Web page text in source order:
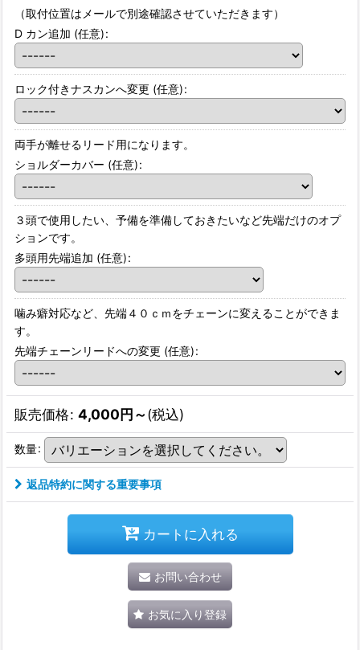
（取付位置はメールで別途確認させていただきます）
D カン追加 (任意):
ロック付きナスカンへ変更 (任意):
両手が離せるリード用になります。
ショルダーカバー (任意):
３頭で使用したい、予備を準備しておきたいなど先端だけのオプ
ションです。
多頭用先端追加 (任意):
噛み癖対応など、先端４０ｃｍをチェーンに変えることができま
す。
先端チェーンリードへの変更 (任意):
販売価格: 4,000円～(税込)
数量:
返品特約に関する重要事項
カートに入れる
お問い合わせ
お気に入り登録